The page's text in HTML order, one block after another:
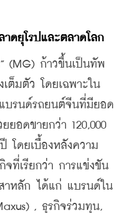
ดยุโรปและตลาดโลก
ก้าวขึ้นเป็นทัพ
ต็มตัว โดยเฉพาะใน
บรนด์รถยนต์จีนที่มียอด
ยอดขายกว่า 120,000
โดยเบื้องหลังความ
จที่เรียกว่า การแข่งขัน
าหลัก ได้แก่ แบรนด์ใน
, ธุรกิจร่วมทุน,